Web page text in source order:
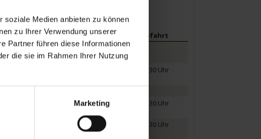
soziale Medien anbieten zu können
zu Ihrer Verwendung unserer
Partner führen diese Informationen
die sie im Rahmen Ihrer Nutzung
Marketing
Ankunft
Abfahrt
12.30 Uhr
08.30 Uhr
12.30 Uhr 13.30 Uhr